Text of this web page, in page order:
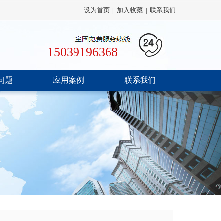
设为首页 | 加入收藏 | 联系我们
15039196368
题 应用案例 联系我们